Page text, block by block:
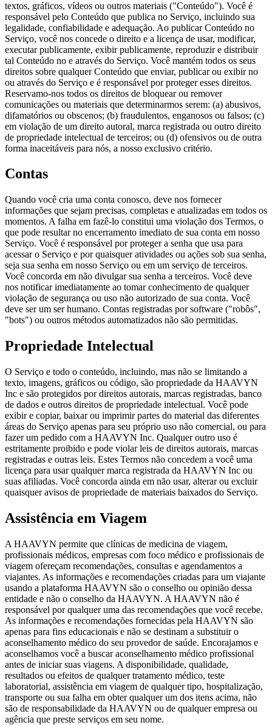
textos, gráficos, vídeos ou outros materiais ("Conteúdo"). Você é
responsável pelo Conteúdo que publica no Serviço, incluindo sua
legalidade, confiabilidade e adequação. Ao publicar Conteúdo no
Serviço, você nos concede o direito e a licença de usar, modificar,
executar publicamente, exibir publicamente, reproduzir e distribuir
tal Conteúdo no e através do Serviço. Você mantém todos os seus
direitos sobre qualquer Conteúdo que enviar, publicar ou exibir no
ou através do Serviço e é responsável por proteger esses direitos.
Reservamo-nos todos os direitos de bloquear ou remover
comunicações ou materiais que determinarmos serem: (a) abusivos,
difamatórios ou obscenos; (b) fraudulentos, enganosos ou falsos; (c)
em violação de um direito autoral, marca registrada ou outro direito
de propriedade intelectual de terceiros; ou (d) ofensivos ou de outra
forma inaceitáveis para nós, a nosso exclusivo critério.
Contas
Quando você cria uma conta conosco, deve nos fornecer
informações que sejam precisas, completas e atualizadas em todos os
momentos. A falha em fazê-lo constitui uma violação dos Termos, o
que pode resultar no encerramento imediato de sua conta em nosso
Serviço. Você é responsável por proteger a senha que usa para
acessar o Serviço e por quaisquer atividades ou ações sob sua senha,
seja sua senha em nosso Serviço ou em um serviço de terceiros.
Você concorda em não divulgar sua senha a terceiros. Você deve
nos notificar imediatamente ao tomar conhecimento de qualquer
violação de segurança ou uso não autorizado de sua conta. Você
deve ser um ser humano. Contas registradas por software ("robôs",
"bots") ou outros métodos automatizados não são permitidas.
Propriedade Intelectual
O Serviço e todo o conteúdo, incluindo, mas não se limitando a
texto, imagens, gráficos ou código, são propriedade da HAAVYN
Inc e são protegidos por direitos autorais, marcas registradas, banco
de dados e outros direitos de propriedade intelectual. Você pode
exibir e copiar, baixar ou imprimir partes do material das diferentes
áreas do Serviço apenas para seu próprio uso não comercial, ou para
fazer um pedido com a HAAVYN Inc. Qualquer outro uso é
estritamente proibido e pode violar leis de direitos autorais, marcas
registradas e outras leis. Estes Termos não concedem a você uma
licença para usar qualquer marca registrada da HAAVYN Inc ou
suas afiliadas. Você concorda ainda em não usar, alterar ou excluir
quaisquer avisos de propriedade de materiais baixados do Serviço.
Assistência em Viagem
A HAAVYN permite que clínicas de medicina de viagem,
profissionais médicos, empresas com foco médico e profissionais de
viagem ofereçam recomendações, consultas e agendamentos a
viajantes. As informações e recomendações criadas para um viajante
usando a plataforma HAAVYN são o conselho ou opinião dessa
entidade e não o conselho da HAAVYN. A HAAVYN não é
responsável por qualquer uma das recomendações que você recebe.
As informações e recomendações fornecidas pela HAAVYN são
apenas para fins educacionais e não se destinam a substituir o
aconselhamento médico do seu provedor de saúde. Encorajamos e
aconselhamos você a buscar aconselhamento médico profissional
antes de iniciar suas viagens. A disponibilidade, qualidade,
resultados ou efeitos de qualquer tratamento médico, teste
laboratorial, assistência em viagem de qualquer tipo, hospitalização,
transporte ou sua falha em obter qualquer um dos itens acima, não
são de responsabilidade da HAAVYN ou de qualquer empresa ou
agência que preste serviços em seu nome.